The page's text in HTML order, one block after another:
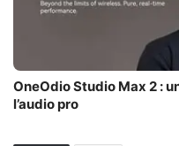
OneOdio Studio Max 2 :
l’audio pro